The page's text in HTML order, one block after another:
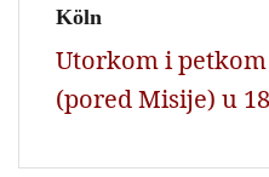
Köln
Utorkom i
(pored Misije) u